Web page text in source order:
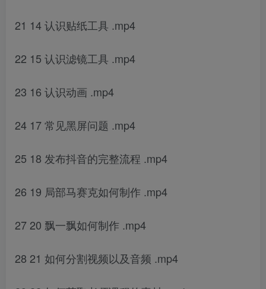
21 14 认识贴纸工具 .mp4
22 15 认识滤镜工具 .mp4
23 16 认识动画 .mp4
24 17 常见黑屏问题 .mp4
25 18 发布抖音的完整流程 .mp4
26 19 局部马赛克如何制作 .mp4
27 20 飘一飘如何制作 .mp4
28 21 如何分割视频以及音频 .mp4